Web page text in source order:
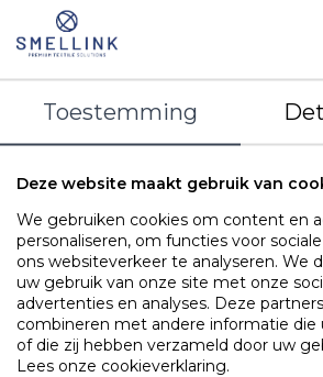
DETAILS
EAN
8720168596437
Artikelnummer
BLCVCA WI
Cevilit
Materiaal
100% gekamde
Hoekhoogte
20 cm
Kenmerken
Kleurecht bij 60˚
Stevig
3 jaar
Toestemming
Deze website maakt gebruik van
We gebruiken cookies om content en
personaliseren, om functies voor
ons websiteverkeer te analyseren. We
uw gebruik van onze site met onze
advertenties en analyses. Deze
combineren met andere informatie
of die zij hebben verzameld door uw
Lees onze cookieverklaring.